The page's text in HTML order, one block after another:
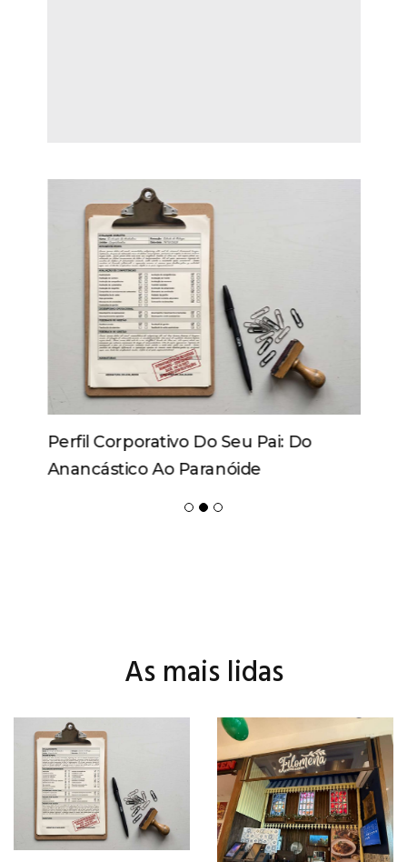
Perfil Corporativo Do Seu Pai: Do
Anancástico Ao Paranóide
As mais lidas